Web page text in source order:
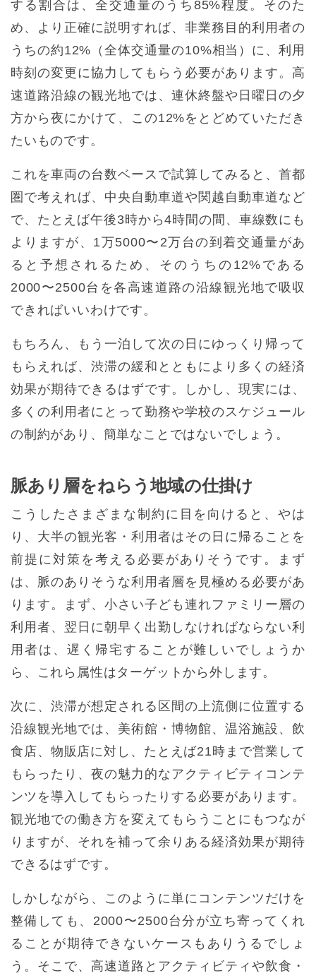
する割合は、全交通量のうち85%程度。そのた
め、より正確に説明すれば、非業務目的利用者の
うちの約12%（全体交通量の10%相当）に、利用
時刻の変更に協力してもらう必要があります。高
速道路沿線の観光地では、連休終盤や日曜日の夕
方から夜にかけて、この12%をとどめていただき
たいものです。
これを車両の台数ベースで試算してみると、首都
圏で考えれば、中央自動車道や関越自動車道など
で、たとえば午後3時から4時間の間、車線数にも
よりますが、1万5000〜2万台の到着交通量があ
ると予想されるため、そのうちの12%である
2000〜2500台を各高速道路の沿線観光地で吸収
できればいいわけです。
もちろん、もう一泊して次の日にゆっくり帰って
もらえれば、渋滞の緩和とともにより多くの経済
効果が期待できるはずです。しかし、現実には、
多くの利用者にとって勤務や学校のスケジュール
の制約があり、簡単なことではないでしょう。
脈あり層をねらう地域の仕掛け
こうしたさまざまな制約に目を向けると、やは
り、大半の観光客・利用者はその日に帰ることを
前提に対策を考える必要がありそうです。まず
は、脈のありそうな利用者層を見極める必要があ
ります。まず、小さい子ども連れファミリー層の
利用者、翌日に朝早く出勤しなければならない利
用者は、遅く帰宅することが難しいでしょうか
ら、これら属性はターゲットから外します。
次に、渋滞が想定される区間の上流側に位置する
沿線観光地では、美術館・博物館、温浴施設、飲
食店、物販店に対し、たとえば21時まで営業して
もらったり、夜の魅力的なアクティビティコンテ
ンツを導入してもらったりする必要があります。
観光地での働き方を変えてもらうことにもつなが
りますが、それを補って余りある経済効果が期待
できるはずです。
しかしながら、このように単にコンテンツだけを
整備しても、2000〜2500台分が立ち寄ってくれ
ることが期待できないケースもありうるでしょ
う。そこで、高速道路とアクティビティや飲食・